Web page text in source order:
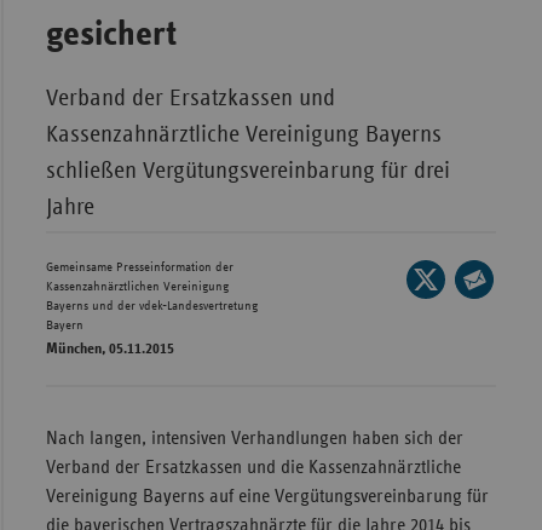
gesichert
Verband der Ersatzkassen und
Kassenzahnärztliche Vereinigung Bayerns
schließen Vergütungsvereinbarung für drei
Jahre
Gemeinsame Presseinformation der
Kassenzahnärztlichen Vereinigung
Bayerns und der vdek-Landesvertretung
Bayern
München, 05.11.2015
Seite
auf
Nach langen, intensiven Verhandlungen haben sich der
Verband der Ersatzkassen und die Kassenzahnärztliche
Vereinigung Bayerns auf eine Vergütungsvereinbarung für
die bayerischen Vertragszahnärzte für die Jahre 2014 bis